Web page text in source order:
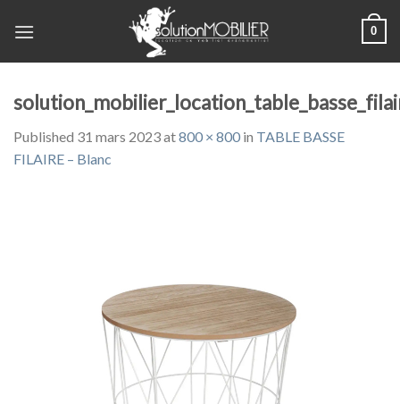
0
Published 31 mars 2023at800 × 800 in TABLE BASSE
FILAIRE – Blanc